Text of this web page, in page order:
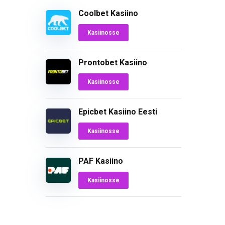
Coolbet Kasiino
Kasiinosse
Prontobet Kasiino
Kasiinosse
Epicbet Kasiino Eesti
Kasiinosse
PAF Kasiino
Kasiinosse